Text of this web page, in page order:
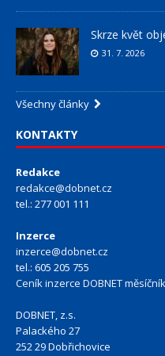
Skrze květ
31. 7. 2026
Všechny články
KONTAKTY
Redakce
redakce@dobnet.cz
tel.: 277 001 111
Inzerce
inzerce@dobnet.cz
tel.: 605 205 755
Ceník inzerce DOBNET
DOBNET, z.s.
Palackého 27
252 29 Dobřichovice